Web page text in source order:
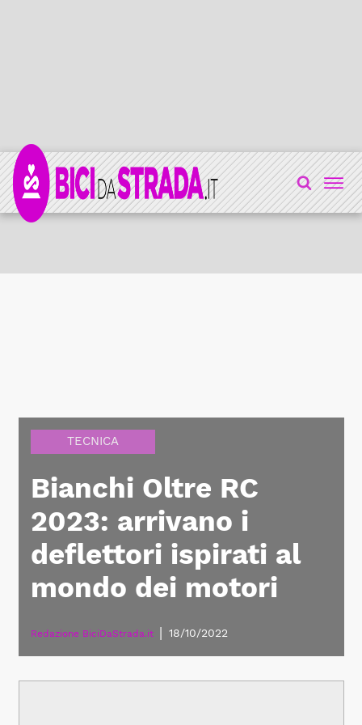
TECNICA
Bianchi Oltre RC
2023: arrivano i
deflettori ispirati al
mondo dei motori
Redazione BiciDaStrada.it 18/10/2022